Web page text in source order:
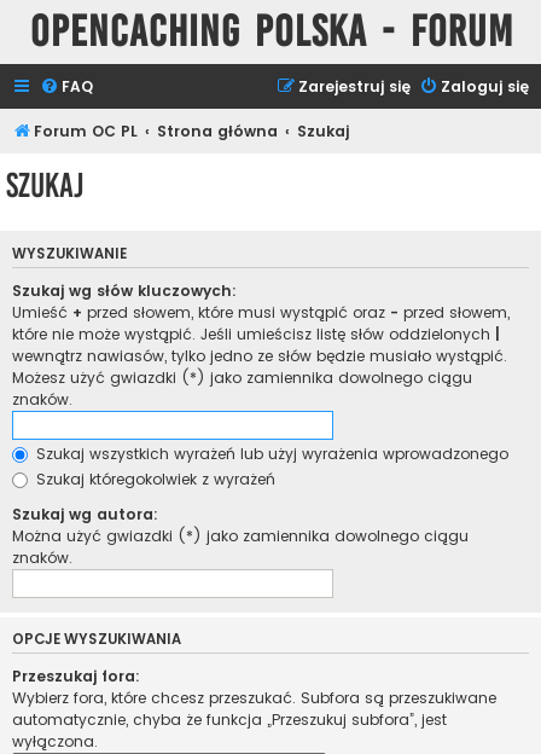
Opencaching Polska - Forum
FAQ Zaloguj się
Zarejestruj się
Forum OC PL Strona główna Szukaj
Szukaj
WYSZUKIWANIE
Szukaj wg słów kluczowych:
Umieść + przed słowem, które musi wystąpić oraz - przed słowem,
które nie może wystąpić. Jeśli umieścisz listę słów oddzielonych
wewnątrz nawiasów, tylko jedno ze słów będzie musiało wystąpić.
Możesz użyć gwiazdki (*) jako zamiennika dowolnego ciągu
znaków.
Szukaj wszystkich wyrażeń lub użyj wyrażenia wprowadzonego
Szukaj któregokolwiek z wyrażeń
Szukaj wg autora:
Można użyć gwiazdki (*) jako zamiennika dowolnego ciągu
znaków.
OPCJE WYSZUKIWANIA
Przeszukaj fora:
Wybierz fora, które chcesz przeszukać. Subfora są przeszukiwane
automatycznie, chyba że funkcja „Przeszukuj subfora”, jest
wyłączona.